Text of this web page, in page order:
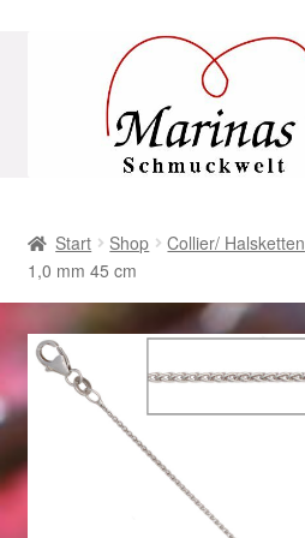
Navigation
AGB
Beispiel-Seite
Datenschutz
Geschenke zu Ostern 2023
Geschenke zu Ostern 2024
Start Shop Collier/ Halsketten
1,0 mm 45 cm